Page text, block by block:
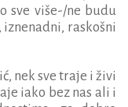
sve više-/ne budu
raskošni
nek sve traje i živi
iako bez nas ali i